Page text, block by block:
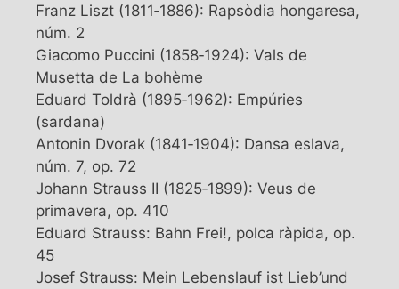
Franz Liszt (1811‐1886): Rapsòdia hongaresa,
núm. 2
Giacomo Puccini (1858‐1924): Vals de
Musetta de La bohème
Eduard Toldrà (1895‐1962): Empúries
(sardana)
Antonin Dvorak (1841‐1904): Dansa eslava,
núm. 7, op. 72
Johann Strauss II (1825‐1899): Veus de
primavera, op. 410
Eduard Strauss: Bahn Frei!, polca ràpida, op.
45
Josef Strauss: Mein Lebenslauf ist Lieb’und